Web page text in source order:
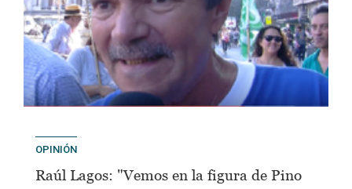
OPINIÓN
Raúl Lagos: "Vemos en la figura de Pino